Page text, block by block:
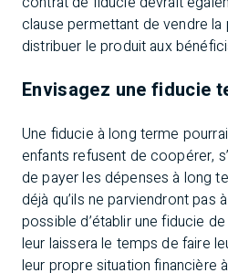
clause permettant de vendre la
distribuer le produit aux
Envisagez une fiducie
Une fiducie à long terme
enfants refusent de coopérer,
de payer les dépenses à long
déjà qu’ils ne parviendront pas
possible d’établir une fiducie
leur laissera le temps de faire
leur propre situation financière